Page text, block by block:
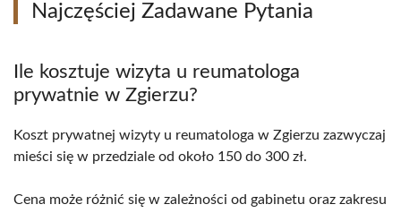
Najczęściej Zadawane Pytania
Ile kosztuje wizyta u reumatologa
prywatnie w Zgierzu?
Koszt prywatnej wizyty u reumatologa w Zgierzu zazwyczaj
mieści się w przedziale od około 150 do 300 zł.
Cena może różnić się w zależności od gabinetu oraz zakresu